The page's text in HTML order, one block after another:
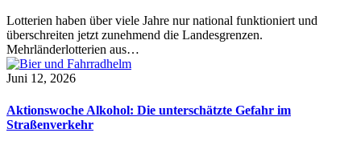
Lotterien haben über viele Jahre nur national funktioniert und
überschreiten jetzt zunehmend die Landesgrenzen.
Mehrländerlotterien aus…
Juni 12, 2026
Aktionswoche Alkohol: Die unterschätzte Gefahr im
Straßenverkehr